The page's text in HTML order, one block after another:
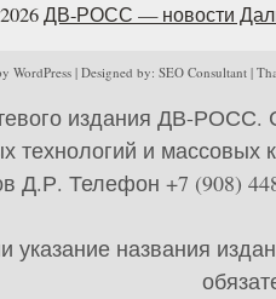
ДВ-РОСС — новости
WordPress | Designed by: SEO Consultant |
издания ДВ-РОСС.
и массовых
Д.Р. Телефон +7 (908)
названия